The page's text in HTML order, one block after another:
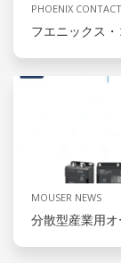
PHOENIX
フエニックス
MOUSER NEWS
分散型産業用